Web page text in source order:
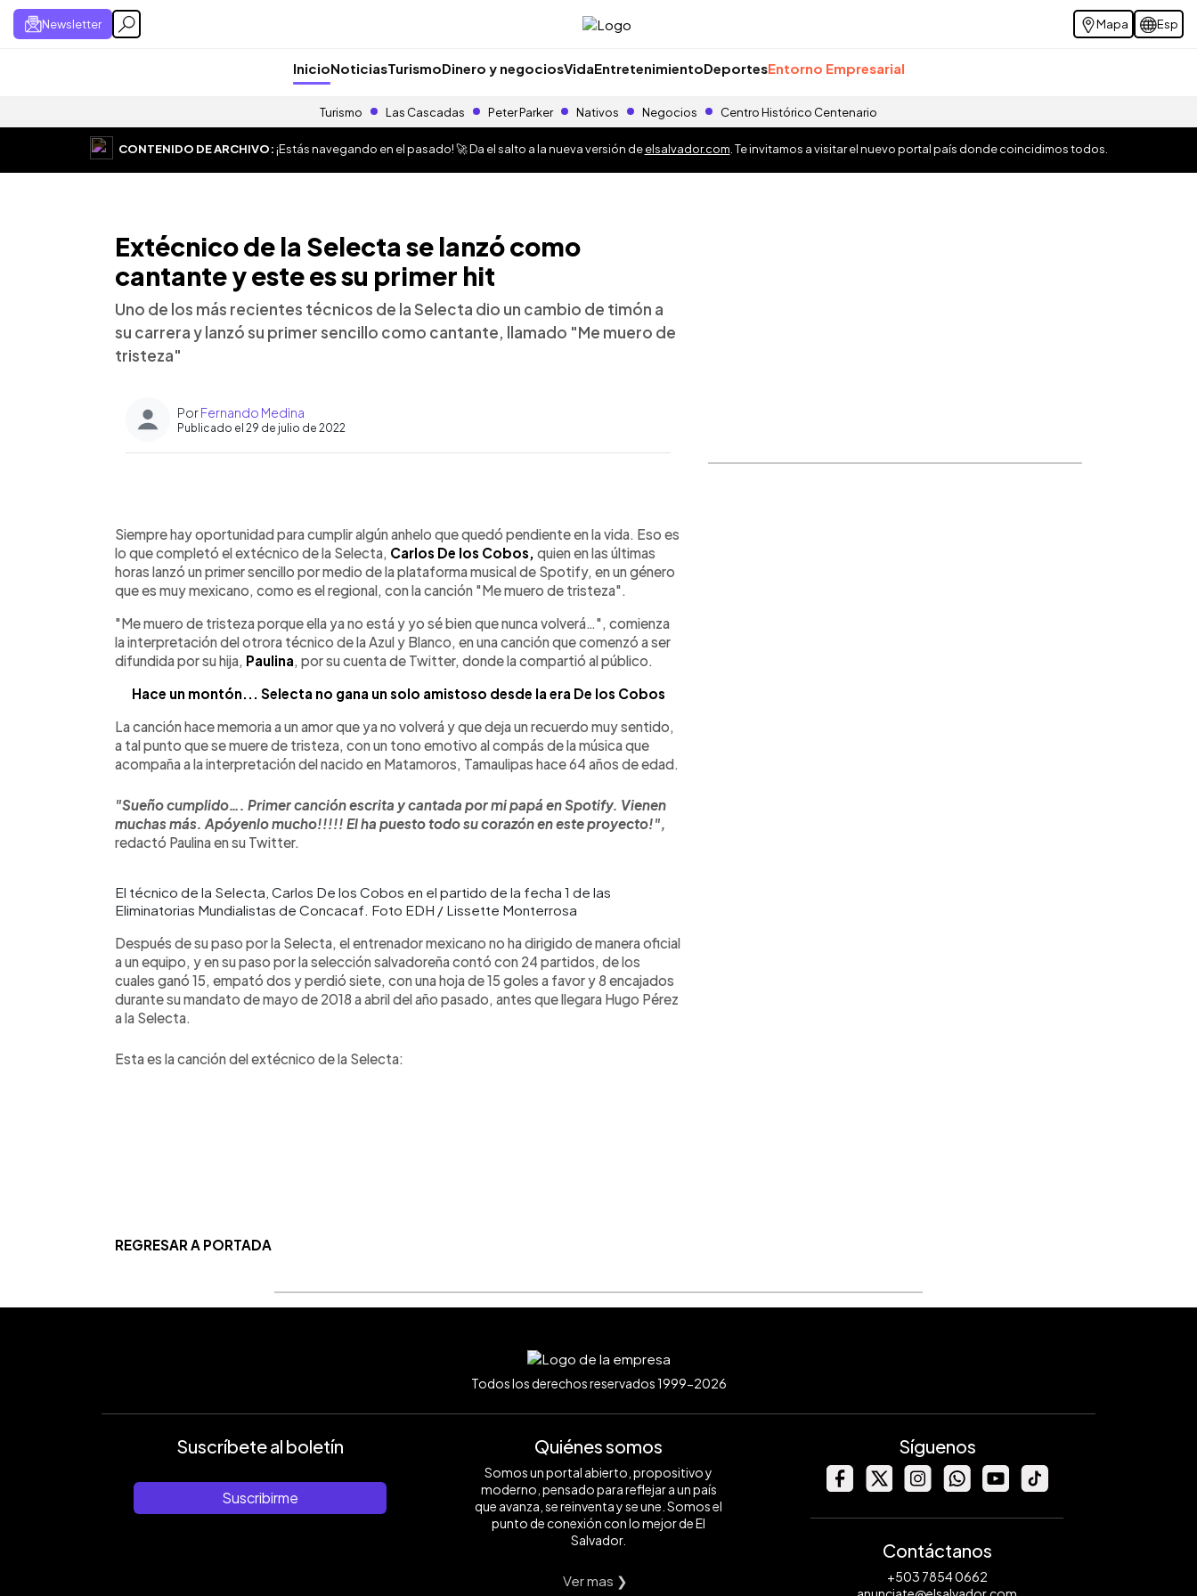
Newsletter Mapa Esp
InicioNoticiasTurismoDinero y negociosVidaEntretenimientoDeportesEntorno Empresarial
Turismo Las Cascadas Peter Parker Nativos Negocios Centro Histórico Centenario
CONTENIDO DE ARCHIVO:¡Estás navegando en el pasado! 🚀 Da el salto a la nueva versión deelsalvador.com . Te invitamos a visitar el nuevo portal país donde coincidimos todos.
Extécnico de la Selecta se lanzó como
cantante y este es su primer hit
Uno de los más recientes técnicos de la Selecta dio un cambio de timón a
su carrera y lanzó su primer sencillo como cantante, llamado "Me muero de
tristeza"
PorFernando Medina
Publicado el 29 de julio de 2022
► Escuchar artículo
Siempre hay oportunidad para cumplir algún anhelo que quedó pendiente en la vida. Eso es
lo que completó el extécnico de la Selecta, Carlos De los Cobos, quien en las últimas
horas lanzó un primer sencillo por medio de la plataforma musical de Spotify, en un género
que es muy mexicano, como es el regional, con la canción "Me muero de tristeza".
"Me muero de tristeza porque ella ya no está y yo sé bien que nunca volverá…", comienza
la interpretación del otrora técnico de la Azul y Blanco, en una canción que comenzó a ser
difundida por su hija, Paulina, por su cuenta de Twitter, donde la compartió al público.
Hace un montón... Selecta no gana un solo amistoso desde la era De los Cobos
La canción hace memoria a un amor que ya no volverá y que deja un recuerdo muy sentido,
a tal punto que se muere de tristeza, con un tono emotivo al compás de la música que
acompaña a la interpretación del nacido en Matamoros, Tamaulipas hace 64 años de edad.
"Sueño cumplido…. Primer canción escrita y cantada por mi papá en Spotify. Vienen
muchas más. Apóyenlo mucho!!!!! El ha puesto todo su corazón en este proyecto!",
redactó Paulina en su Twitter.
El técnico de la Selecta, Carlos De los Cobos en el partido de la fecha 1 de las
Eliminatorias Mundialistas de Concacaf. Foto EDH / Lissette Monterrosa
Después de su paso por la Selecta, el entrenador mexicano no ha dirigido de manera oficial
a un equipo, y en su paso por la selección salvadoreña contó con 24 partidos, de los
cuales ganó 15, empató dos y perdió siete, con una hoja de 15 goles a favor y 8 encajados
durante su mandato de mayo de 2018 a abril del año pasado, antes que llegara Hugo Pérez
a la Selecta.
Esta es la canción del extécnico de la Selecta:
REGRESAR A PORTADA
Todos los derechos reservados 1999-2026
Suscríbete al boletín
Suscribirme
Quiénes somos
Somos un portal abierto, propositivo y
moderno, pensado para reflejar a un país
que avanza, se reinventa y se une. Somos el
punto de conexión con lo mejor de El
Salvador.
Ver mas ❯
Síguenos
Contáctanos
+503 7854 0662